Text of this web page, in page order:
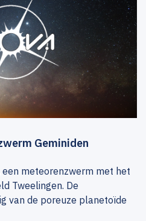
Geminiden
een meteorenzwerm met het
Tweelingen. De
van de poreuze planetoïde